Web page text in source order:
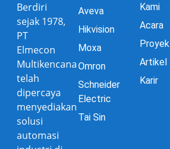
Berdiri
sejak 1978,
PT
Elmecon
Multikencana
telah
dipercaya
menyediakan
solusi
automasi
Aveva
Hikvision
Moxa
Omron
Schneider
Electric
Tai Sin
Kami
Acara
Proyek
Artikel
Karir